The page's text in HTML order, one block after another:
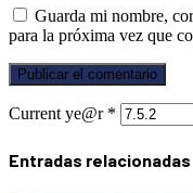
Guarda mi nombre,
para la próxima vez que
Current ye@r *
Entradas relacionadas